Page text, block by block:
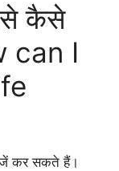
कैसे
can I
कर सकते हैं।